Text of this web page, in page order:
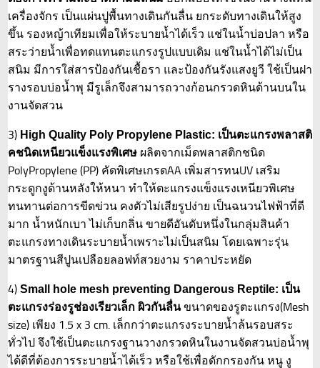
เครื่องจักร เป็นแผ่นปูพื้นทางเดินกันลื่น ยกระดับทางเดินให้สูง
ขึ้น รองหญ้าเทียมเพื่อให้ระบายน้ำได้เร็ว แช่ในน้ำบ่อปลา หรือ
สระว่ายน้ำเพื่อทดแทนตะแกรงรูปแบบเดิม แช่ในน้ำได้ไม่เป็น
สนิม มีการใส่สารป้องกันเชื้อรา และป้องกันรังแสงยูวี ใช้เป็นฝา
รางรอบบ่อน้ำพุ มีรูเล็กจึงสามารถวางก้อนกรวดหินด้านบนใน
งานจัดสวน
3) High Quality Poly Propylene Plastic: เป็นตะแกรงพลาสติ
คชนิดเหนียวแข็งแรงพิเศษ ผลิตจากเม็ดพลาสติกชนิด
PolyPropylene (PP) คัดพิเศษเกรดAA เพิ่มสารทนUV เสริม
กระดูกงูด้านหลังให้หนา ทำให้ตะแกรงแข็งแรงเหนียวพิเศษ
ทนทานต่อการขีดข่วน คงตัวไม่เสียรูปง่าย เป็นฉนวนไฟฟ้าที่ดี
มาก น้ำหนักเบา ไม่เก็บกลิ่น ขายดีอันดับหนึ่งในกลุ่มสินค้า
ตะแกรงทางเดินระบายน้ำเพราะไม่เป็นสนิม โดยเฉพาะรุ่น
มาตรฐานสีปูนเปลือยลอฟท์สวยงาม ราคาประหยัด
4) Small hole mesh preventing Dangerous Reptile: เป็น
ตะแกรงร่องรูช่องเรียวเล็ก ผิวกันลื่นขนาดของรูตะแกรง(Mesh
size) เพียง 1.5 x 3 cm. เล็กกว่าตะแกรงระบายน้ำล้นรอบสระ
ทั่วไป จึงใช้เป็นตะแกรงฐานวางกรวดหินในงานจัดสวนบ่อน้ำพุ
ได้ดีที่ต้องการระบายน้ำได้เร็ว หรือใช้เพื่อดักกรองกัน หนู งู